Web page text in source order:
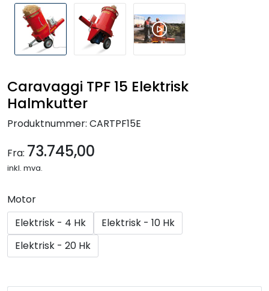
Caravaggi TPF 15 Elektrisk
Halmkutter
Produktnummer: CARTPF15E
Fra: 73.745,00
inkl. mva.
Motor
Elektrisk - 4 Hk
Elektrisk - 10 Hk
Elektrisk - 20 Hk
Ryggsprøyte
Elektriske Maskiner
Kampanje
Kataloger